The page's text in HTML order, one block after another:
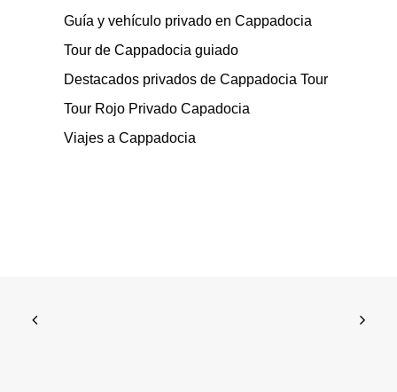
Guía y vehículo privado en Cappadocia
Tour de Cappadocia guiado
Destacados privados de Cappadocia Tour
Tour Rojo Privado Capadocia
Viajes a Cappadocia